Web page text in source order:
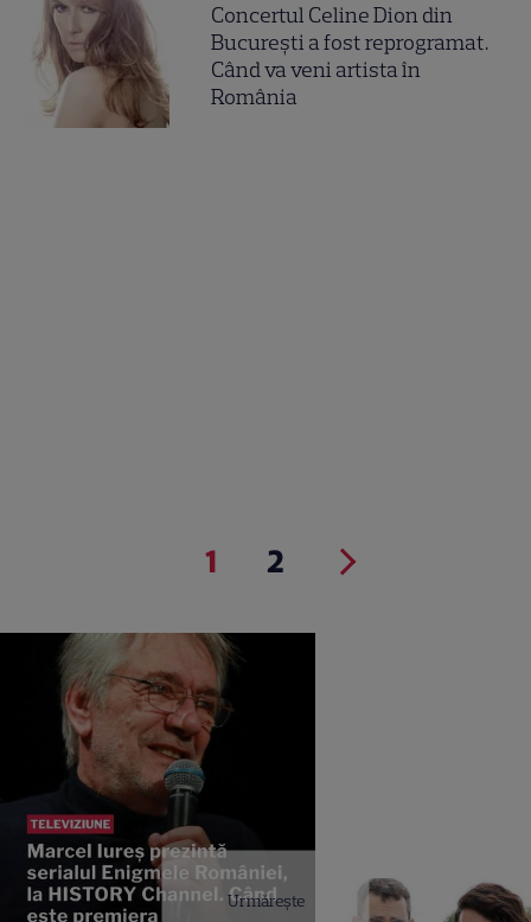
Concertul Celine Dion din
București a fost reprogramat.
Când va veni artista în
România
1 2
Urmărește